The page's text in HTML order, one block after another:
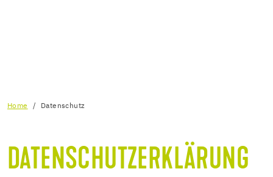
Home Datenschutz
DATENSCHUTZERKLÄRUNG